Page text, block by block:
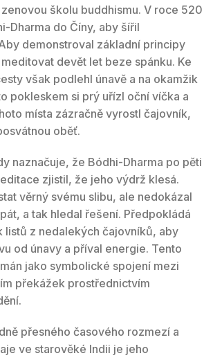
školu buddhismu. V roce 520
Dharma do Číny, aby šířil
demonstroval základní principy
devět let beze spánku. Ke
však podlehl únavě a na okamžik
pokleskem si prý uřízl oční víčka a
místa zázračně vyrostl čajovník,
oběť.
naznačuje, že Bódhi-Dharma po pěti
zjistil, že jeho výdrž klesá.
věrný svému slibu, ale nedokázal
a tak hledal řešení. Předpokládá
listů z nedalekých čajovníků, aby
od únavy a příval energie. Tento
jako symbolické spojení mezi
překážek prostřednictvím
přesného časového rozmezí a
ve starověké Indii je jeho